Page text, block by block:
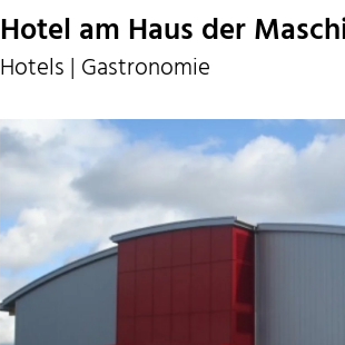
Hotel am Haus der
Hotels | Gastronomie